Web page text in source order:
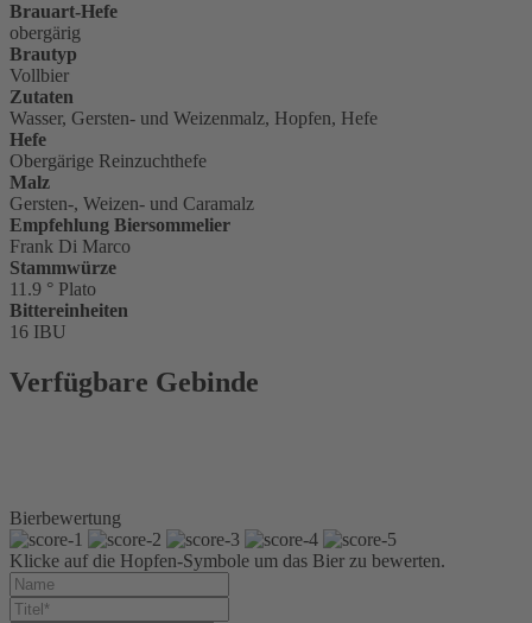
Brauart-Hefe
obergärig
Brautyp
Vollbier
Zutaten
Wasser, Gersten- und Weizenmalz, Hopfen, Hefe
Hefe
Obergärige Reinzuchthefe
Malz
Gersten-, Weizen- und Caramalz
Empfehlung Biersommelier
Frank Di Marco
Stammwürze
11.9 ° Plato
Bittereinheiten
16 IBU
Verfügbare Gebinde
Bierbewertung
Klicke auf die Hopfen-Symbole um das Bier zu bewerten.